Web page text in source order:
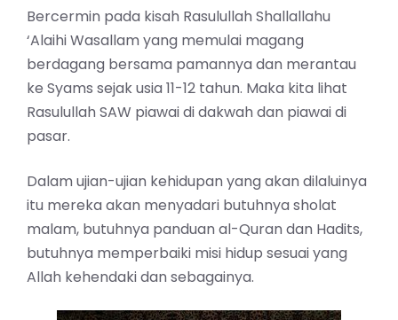
Bercermin pada kisah Rasulullah Shallallahu
‘Alaihi Wasallam yang memulai magang
berdagang bersama pamannya dan merantau
ke Syams sejak usia 11-12 tahun. Maka kita lihat
Rasulullah SAW piawai di dakwah dan piawai di
pasar.
Dalam ujian-ujian kehidupan yang akan dilaluinya
itu mereka akan menyadari butuhnya sholat
malam, butuhnya panduan al-Quran dan Hadits,
butuhnya memperbaiki misi hidup sesuai yang
Allah kehendaki dan sebagainya.